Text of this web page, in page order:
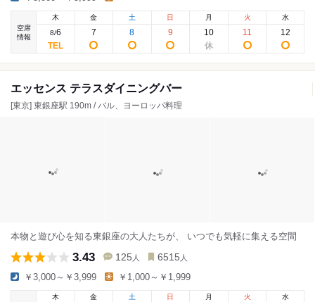
空席
情報
木
8/6
金
7
土
8
日
9
月
10
火
11
水
12
エッセンス テラスダイニングバー
[東京] 東銀座駅 190m / バル、ヨーロッパ料理
本物と遊び心を知る東銀座の大人たちが、 いつでも気軽に集える空間
3.43 125 人 6515 人
￥3,000～￥3,999 ￥1,000～￥1,999
木
金 土 日 月 火 水